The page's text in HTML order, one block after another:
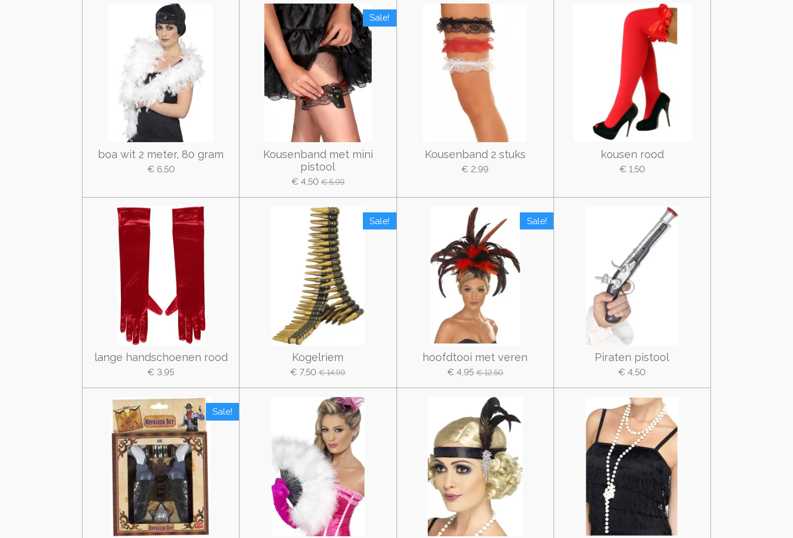
boa wit 2 meter, 80 gram
€ 6,50
Sale!
Kousenband met mini
pistool
€ 4,50 € 5,99
Kousenband 2 stuks
€ 2,99
kousen rood
€ 1,50
lange handschoenen rood
€ 3,95
Sale!
Kogelriem
€ 7,50 € 14,99
Sale!
hoofdtooi met veren
€ 4,95 € 12,50
Piraten pistool
€ 4,50
Sale!